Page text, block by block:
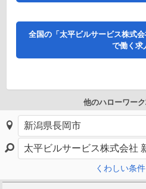
全国の「太平ビルサービス株式会
で働く求
他のハローワー
くわしい条